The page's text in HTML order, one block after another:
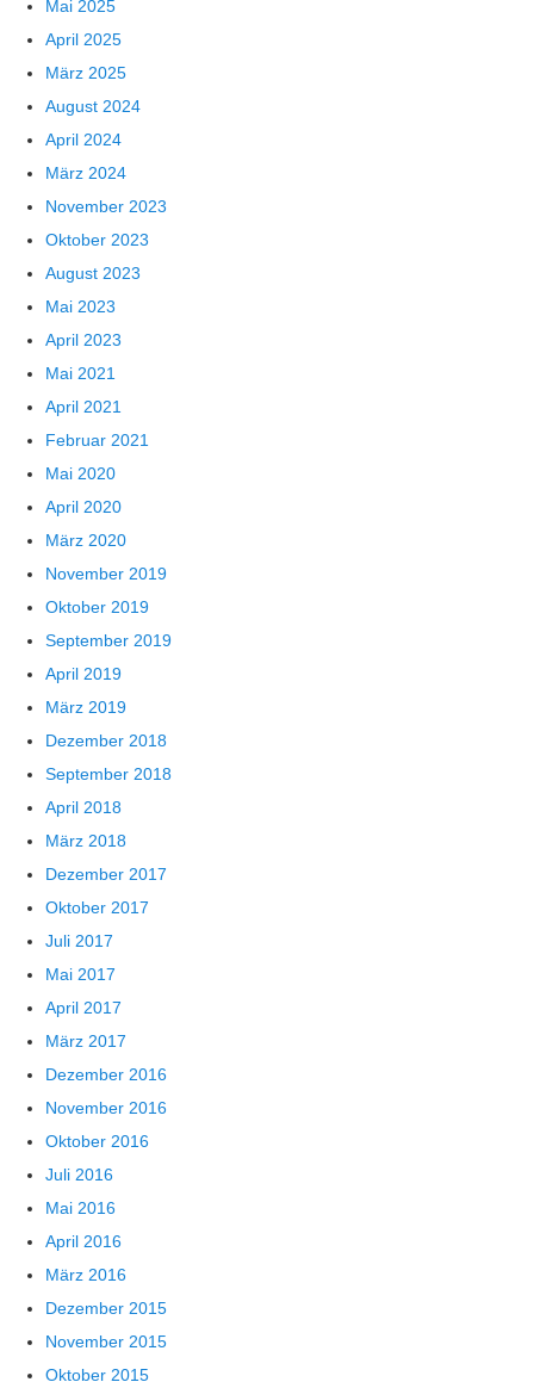
Mai 2025
April 2025
März 2025
August 2024
April 2024
März 2024
November 2023
Oktober 2023
August 2023
Mai 2023
April 2023
Mai 2021
April 2021
Februar 2021
Mai 2020
April 2020
März 2020
November 2019
Oktober 2019
September 2019
April 2019
März 2019
Dezember 2018
September 2018
April 2018
März 2018
Dezember 2017
Oktober 2017
Juli 2017
Mai 2017
April 2017
März 2017
Dezember 2016
November 2016
Oktober 2016
Juli 2016
Mai 2016
April 2016
März 2016
Dezember 2015
November 2015
Oktober 2015